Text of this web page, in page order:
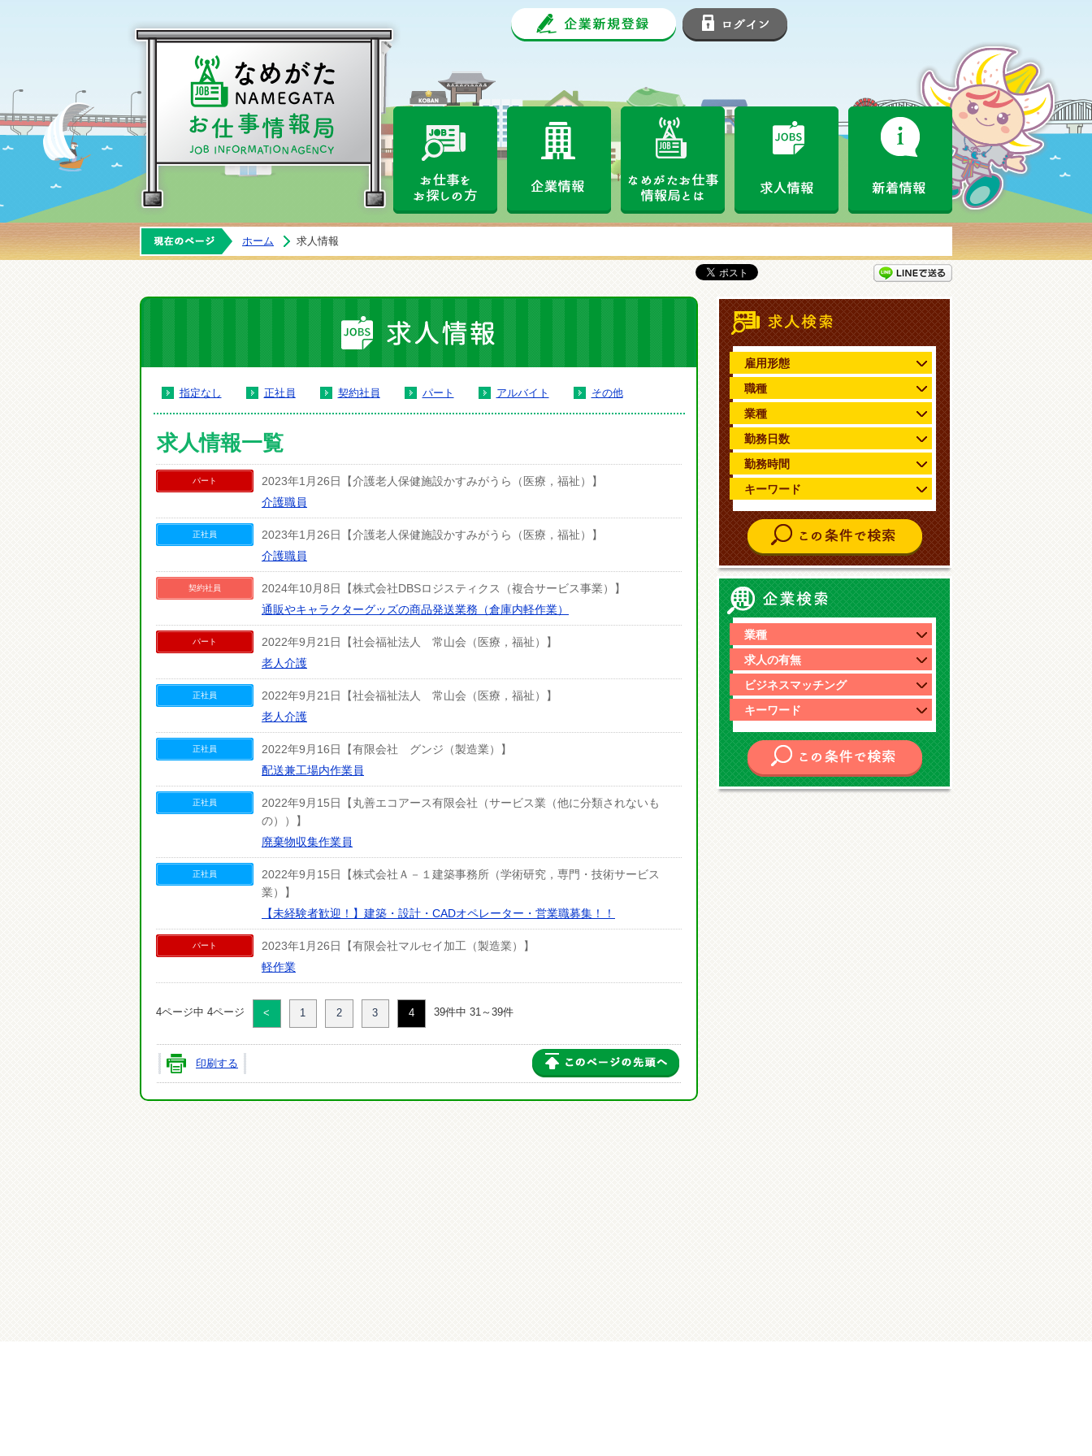
企業新規登録
お仕事をお探しの方 なめがたお仕事情報局とは 新着情報
ホーム 求人情報
求人情報
指定なし 正社員 契約社員 パート アルバイト その他
求人情報一覧
パート
2023年1月26日【介護老人保健施設かすみがうら（医療，福祉）】
介護職員
正社員
2023年1月26日【介護老人保健施設かすみがうら（医療，福祉）】
介護職員
契約社員
2024年10月8日【株式会社DBSロジスティクス（複合サービス事業）】
通販やキャラクターグッズの商品発送業務（倉庫内軽作業）
パート
2022年9月21日【社会福祉法人 常山会（医療，福祉）】
老人介護
正社員
2022年9月21日【社会福祉法人 常山会（医療，福祉）】
老人介護
正社員
2022年9月16日【有限会社 グンジ（製造業）】
配送兼工場内作業員
正社員
2022年9月15日【丸善エコアース有限会社（サービス業（他に分類されないも
の））】
廃棄物収集作業員
正社員
2022年9月15日【株式会社Ａ－１建築事務所（学術研究，専門・技術サービス
業）】
【未経験者歓迎！】建築・設計・CADオペレーター・営業職募集！！
パート
2023年1月26日【有限会社マルセイ加工（製造業）】
軽作業
4ページ中 4ページ < 1 2 3 4 39件中 31～39件
印刷する
雇用形態
職種
業種
勤務日数
勤務時間
キーワード
企業情報検索
業種
求人の有無
ビジネスマッチング
キーワード